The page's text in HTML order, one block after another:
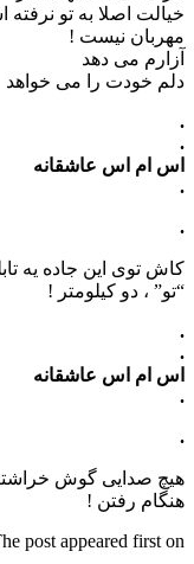
خیالت اصلا به تو
مهربان نیست !
آزارم می دهد
دلم خودت را می خواهد
.
.
اس ام اس عاشقانه
.
.
کاش توی این جاده یه
“تو” ، دو کیلومتر !
.
.
اس ام اس عاشقانه
.
.
هیچ صدایی گوش
هنگام رفتن !
post appeared first on .